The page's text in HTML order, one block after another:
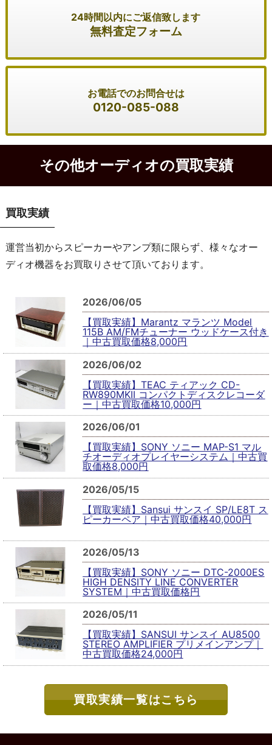
24時間以内にご返信致します
無料査定フォーム
お電話でのお問合せは
0120-085-088
その他オーディオの買取実績
買取実績
運営当初からスピーカーやアンプ類に限らず、様々なオー
ディオ機器をお買取りさせて頂いております。
2026/06/05
【買取実績】Marantz マランツ Model
115B AM/FMチューナー ウッドケース付き
｜中古買取価格8,000円
2026/06/02
【買取実績】TEAC ティアック CD-
RW890MKII コンパクトディスクレコーダ
ー｜中古買取価格10,000円
2026/06/01
【買取実績】SONY ソニー MAP-S1 マル
チオーディオプレイヤーシステム｜中古買
取価格8,000円
2026/05/15
【買取実績】Sansui サンスイ SP/LE8T ス
ピーカーペア｜中古買取価格40,000円
2026/05/13
【買取実績】SONY ソニー DTC-2000ES
HIGH DENSITY LINE CONVERTER
SYSTEM｜中古買取価格円
2026/05/11
【買取実績】SANSUI サンスイ AU8500
STEREO AMPLIFIER プリメインアンプ｜
中古買取価格24,000円
買取実績一覧はこちら